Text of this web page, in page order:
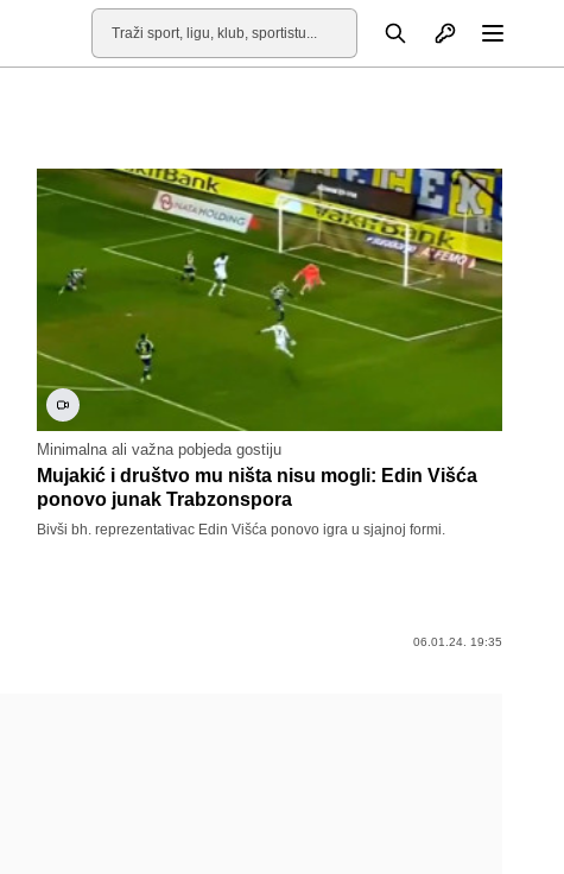
Pretraga Otvori profil
Minimalna ali važna pobjeda gostiju
Mujakić i društvo mu ništa nisu mogli: Edin Višća
ponovo junak Trabzonspora
Bivši bh. reprezentativac Edin Višća ponovo igra u sjajnoj formi.
06.01.24. 19:35